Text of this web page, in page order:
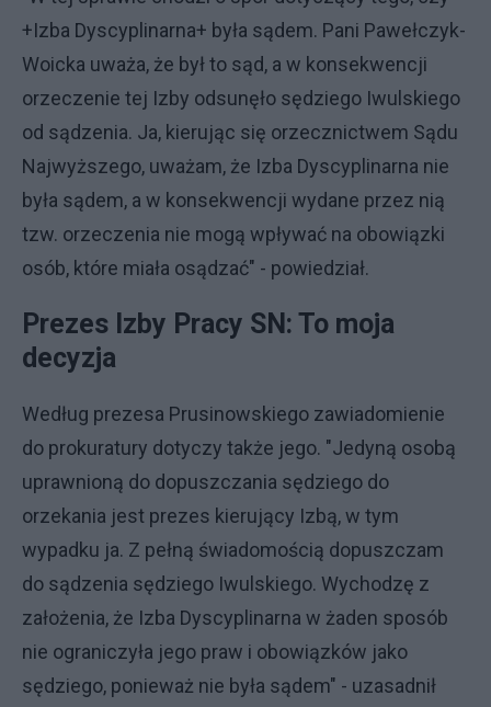
+Izba Dyscyplinarna+ była sądem. Pani Pawełczyk-
Woicka uważa, że był to sąd, a w konsekwencji
orzeczenie tej Izby odsunęło sędziego Iwulskiego
od sądzenia. Ja, kierując się orzecznictwem Sądu
Najwyższego, uważam, że Izba Dyscyplinarna nie
była sądem, a w konsekwencji wydane przez nią
tzw. orzeczenia nie mogą wpływać na obowiązki
osób, które miała osądzać" - powiedział.
Prezes Izby Pracy SN: To moja
decyzja
Według prezesa Prusinowskiego zawiadomienie
do prokuratury dotyczy także jego. "Jedyną osobą
uprawnioną do dopuszczania sędziego do
orzekania jest prezes kierujący Izbą, w tym
wypadku ja. Z pełną świadomością dopuszczam
do sądzenia sędziego Iwulskiego. Wychodzę z
założenia, że Izba Dyscyplinarna w żaden sposób
nie ograniczyła jego praw i obowiązków jako
sędziego, ponieważ nie była sądem" - uzasadnił